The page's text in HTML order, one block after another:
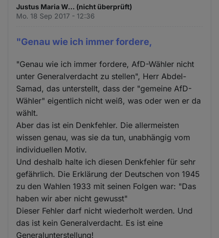
Justus Maria W… (nicht überprüft)
Mo. 18 Sep 2017 - 12:36
"Genau wie ich immer fordere,
"Genau wie ich immer fordere, AfD-Wähler nicht
unter Generalverdacht zu stellen", Herr Abdel-
Samad, das unterstellt, dass der "gemeine AfD-
Wähler" eigentlich nicht weiß, was oder wen er da
wählt.
Aber das ist ein Denkfehler. Die allermeisten
wissen genau, was sie da tun, unabhängig vom
individuellen Motiv.
Und deshalb halte ich diesen Denkfehler für sehr
gefährlich. Die Erklärung der Deutschen von 1945
zu den Wahlen 1933 mit seinen Folgen war: "Das
haben wir aber nicht gewusst"
Dieser Fehler darf nicht wiederholt werden. Und
das ist kein Generalverdacht. Es ist eine
Generalunterstellung!